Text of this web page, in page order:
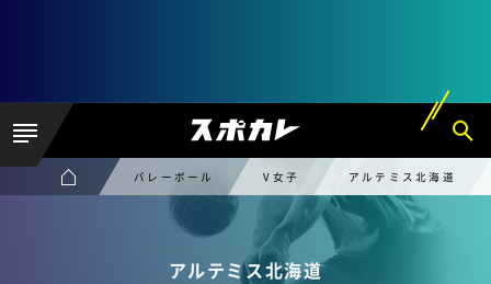
バレーボール V女子 アルテミス北海道
アルテミス北海道